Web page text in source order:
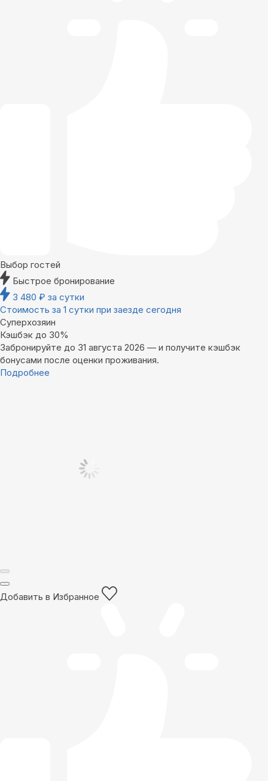
Выбор гостей
Быстрое бронирование
3 480 ₽ за сутки
Стоимость за 1 сутки при заезде сегодня
Суперхозяин
Кэшбэк до 30%
Забронируйте до 31 августа 2026 — и получите кэшбэк
бонусами после оценки проживания.
Подробнее
Добавить в Избранное